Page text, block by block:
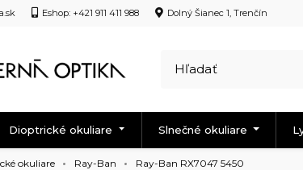
Eshop: +421 911 411 988 Dolný Šianec 1, Trenčín
Dioptrické okuliare Slnečné okuliare
okuliare Ray-Ban Ray-Ban RX7047 5450